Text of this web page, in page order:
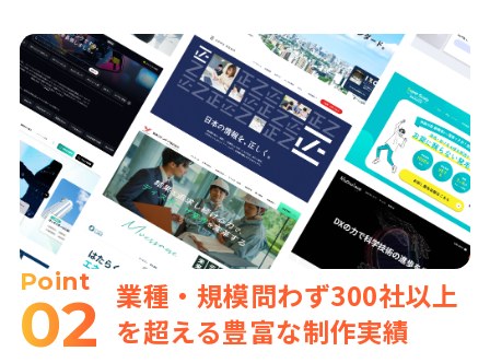
Point
02 業種・規模問わず300社以上
を超える豊富な制作実績